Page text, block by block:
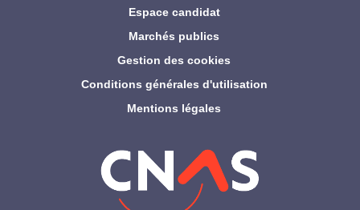
Espace candidat
Marchés publics
Gestion des cookies
Conditions générales d'utilisation
Mentions légales